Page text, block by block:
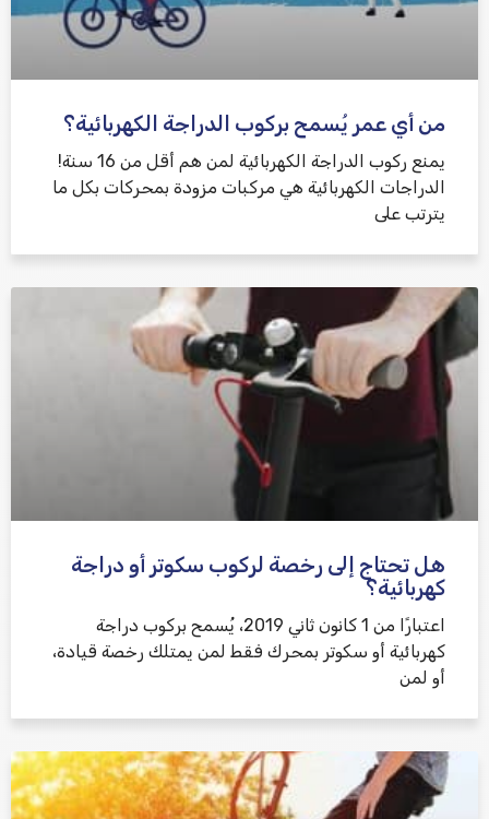
من أي عمر يُسمح بركوب الدراجة الكهربائية؟
يمنع ركوب الدراجة الكهربائية لمن هم أقل من 16 سنة!
الدراجات الكهربائية هي مركبات مزودة بمحركات بكل ما
يترتب على
هل تحتاج إلى رخصة لركوب سكوتر أو دراجة
كهربائية؟
اعتبارًا من 1 كانون ثاني 2019، يُسمح بركوب دراجة
كهربائية أو سكوتر بمحرك فقط لمن يمتلك رخصة قيادة،
أو لمن